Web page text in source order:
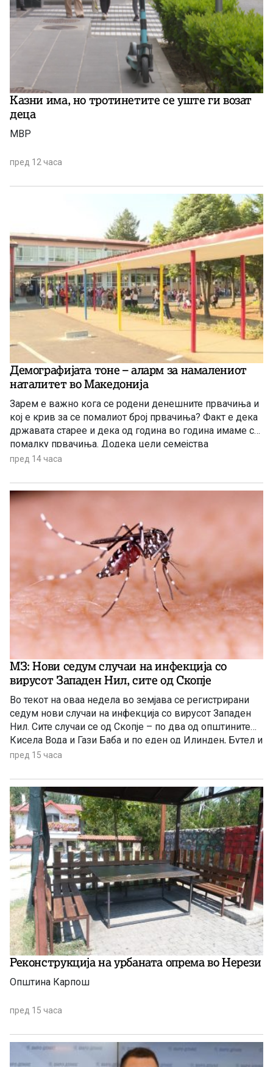
Казни има, но тротинетите се уште ги возат
деца
МВР
пред 12 часа
Демографијата тоне – аларм за намалениот
наталитет во Македонија
Зарем е важно кога се родени денешните првачиња и
кој е крив за се помалиот број првачиња? Факт е дека
државата старее и дека од година во година имаме се
помалку првачиња. Додека цели семејства
заминуваат од државата, политичарите си наоѓаат нова
итни мерки за да се спречи одливот на млади.
пред 14 часа
МЗ: Нови седум случаи на инфекција со
вирусот Западен Нил, сите од Скопје
Во текот на оваа недела во земјава се регистрирани
седум нови случаи на инфекција со вирусот Западен
Нил. Сите случаи се од Скопје – по два од општините
Кисела Вода и Гази Баба и по еден од Илинден, Бутел и
Аеродром. Новозаболените лица се на возраст од 60
попладнево од Министерството за здравство.
пред 15 часа
Реконструкција на урбаната опрема во Нерези
Општина Карпош
пред 15 часа